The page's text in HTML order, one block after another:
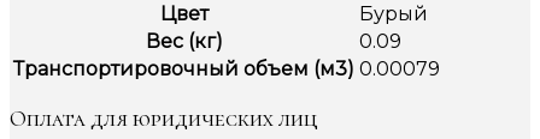
Цвет
Бурый
Вес (кг)
0.09
Транспортировочный объем (м3) 0.00079
Оплата для юридических лиц